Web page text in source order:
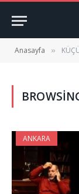
Anasayfa »
ANKARA